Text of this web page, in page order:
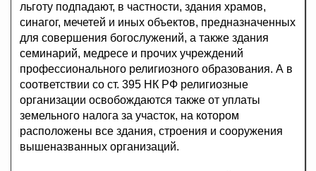
льготу подпадают, в частности, здания храмов,
синагог, мечетей и иных объектов, предназначенных
для совершения богослужений, а также здания
семинарий, медресе и прочих учреждений
профессионального религиозного образования. А в
соответствии со ст. 395 НК РФ религиозные
организации освобождаются также от уплаты
земельного налога за участок, на котором
расположены все здания, строения и сооружения
вышеназванных организаций.